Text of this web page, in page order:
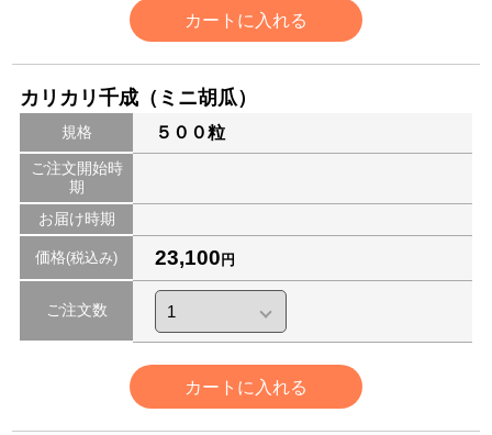
カートに入れる
カリカリ千成（ミニ胡瓜）
規格 ５００粒
ご注文開始時
期
お届け時期
価格(税込み) 23,100 円
ご注文数
カートに入れる